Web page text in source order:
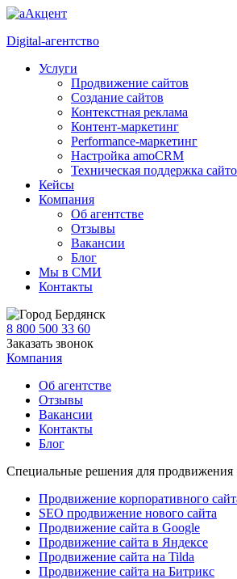
Digital-агентство
Услуги
Продвижение сайтов
Создание сайтов
Контекстная реклама
Контент-маркетинг
Performance-маркетинг
Настройка amoCRM
Техническая поддержка
Кейсы
Компания
Об агентстве
Отзывы
Вакансии
Блог
Мы в СМИ
Контакты
Бердянск
8 800 500 33 60
Заказать звонок
Компания
Об агентстве
Отзывы
Вакансии
Контакты
Блог
Специальные решения для продвижения
Продвижение корпоративного
SEO продвижение нового сайта
Продвижение сайта в Google
Продвижение сайта в Яндексе
Продвижение сайта на Tilda
Продвижение сайта на Битрикс